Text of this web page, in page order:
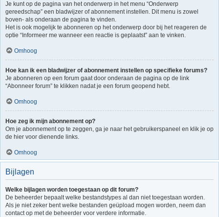
Je kunt op de pagina van het onderwerp in het menu “Onderwerp
gereedschap” een bladwijzer of abonnement instellen. Dit menu is zowel
boven- als onderaan de pagina te vinden.
Het is ook mogelijk te abonneren op het onderwerp door bij het reageren de
optie “Informeer me wanneer een reactie is geplaatst” aan te vinken.
Omhoog
Hoe kan ik een bladwijzer of abonnement instellen op specifieke forums?
Je abonneren op een forum gaat door onderaan de pagina op de link
“Abonneer forum” te klikken nadat je een forum geopend hebt.
Omhoog
Hoe zeg ik mijn abonnement op?
Om je abonnement op te zeggen, ga je naar het gebruikerspaneel en klik je op
de hier voor dienende links.
Omhoog
Bijlagen
Welke bijlagen worden toegestaan op dit forum?
De beheerder bepaalt welke bestandstypes al dan niet toegestaan worden.
Als je niet zeker bent welke bestanden geüpload mogen worden, neem dan
contact op met de beheerder voor verdere informatie.